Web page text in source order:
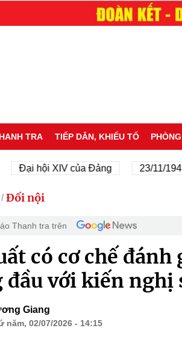
TRA TIẾP DÂN, KHIẾU TỐ
hội XIV của Đảng 23/11/1945 -
/ Đối nội
Thanh tra trên
có cơ chế
đầu với kiến nghị
Giang
năm, 02/07/2026 - 14:15